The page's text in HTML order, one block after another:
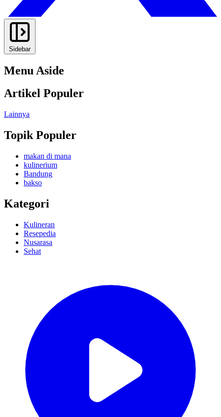
Sidebar
Menu Aside
Artikel Populer
Lainnya
Topik Populer
makan di mana
kulinerium
Bandung
bakso
Kategori
Kulineran
Resepedia
Nusarasa
Sehat